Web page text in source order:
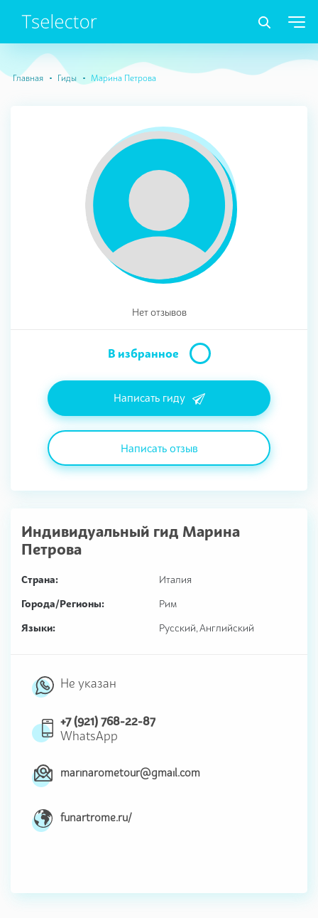
Главная Гиды Марина Петрова
Нет отзывов
В избранное
Написать гиду
Написать отзыв
Индивидуальный гид Марина
Петрова
Страна:
Италия
Города/Регионы:
Рим
Языки:
Русский, Английский
Не указан
+7 (921) 768-22-87
WhatsApp
marinarometour@gmail.com
funartrome.ru/